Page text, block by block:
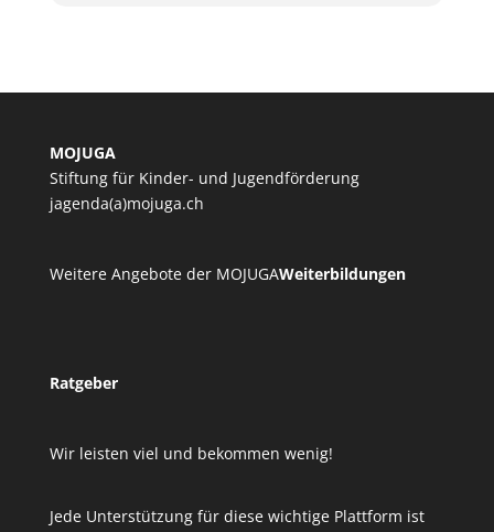
MOJUGA
Stiftung für Kinder- und Jugendförderung
jagenda(a)mojuga.ch
Weitere Angebote der MOJUGAWeiterbildungen
Ratgeber
Wir leisten viel und bekommen wenig!
Jede Unterstützung für diese wichtige Plattform ist